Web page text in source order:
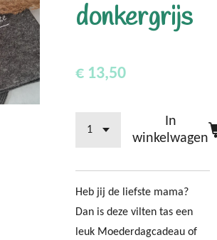
donkergrijs
€ 13,50
In
winkelwagen
Heb jij de liefste mama?
Dan is deze vilten tas een
leuk Moederdagcadeau of